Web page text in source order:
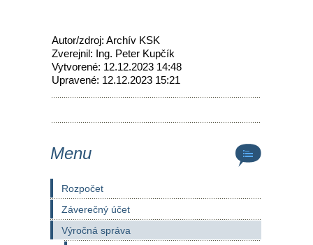
Autor/zdroj: Archív KSK
Zverejnil: Ing. Peter Kupčík
Vytvorené: 12.12.2023 14:48
Upravené: 12.12.2023 15:21
Menu
Rozpočet
Záverečný účet
Výročná správa